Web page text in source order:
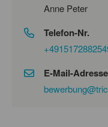
Anne Peter
Telefon-Nr.
E-Mail-Adresse